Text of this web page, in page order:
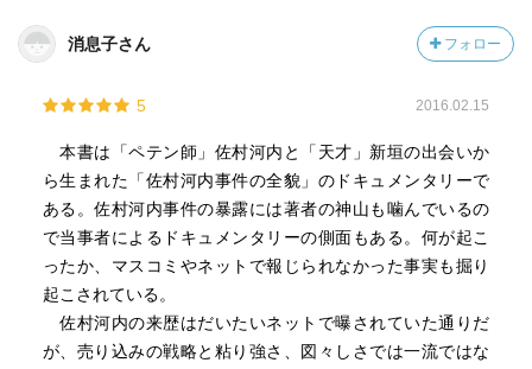
全聾の「設定」も、自分の音楽能力が足りない事が
付加価値になっていくのねぇ。
新垣氏の描写に関しては、全編公平に書こうと努めている
のは伝わってくるけど、
神山さんはやはりサムラゴーチ氏との付き合いの中でのバ
やはり、多少、新垣氏に寄ってるな、とは思う。
「天才」なのかはわからない。
それでも、新垣氏の素朴さや人の良さは本当なんだろう。
消息子さん フォロー
5 2016.02.15
本書は「ペテン師」佐村河内と「天才」新垣の出会いか
ら生まれた「佐村河内事件の全貌」のドキュメンタリーで
ある。佐村河内事件の暴露には著者の神山も噛んでいるの
で当事者によるドキュメンタリーの側面もある。何が起こ
ったか、マスコミやネットで報じられなかった事実も掘り
起こされている。
佐村河内の来歴はだいたいネットで曝されていた通りだ
が、売り込みの戦略と粘り強さ、図々しさでは一流ではな